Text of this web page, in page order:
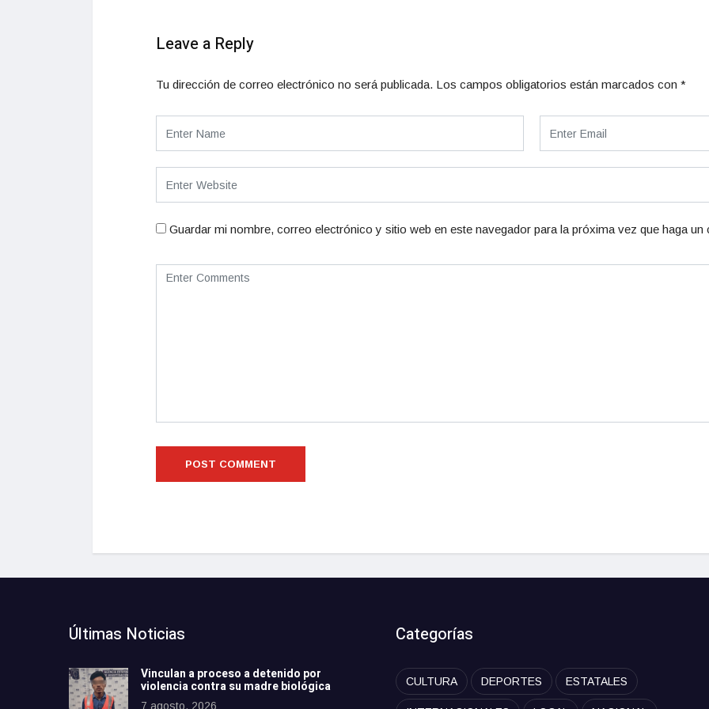
Leave a Reply
Tu dirección de correo electrónico no será publicada. Los campos obligatorios están marcados con *
Guardar mi nombre, correo electrónico y sitio web en este navegador para la próxima vez que haga un
Últimas Noticias
Vinculan a proceso a detenido por
violencia contra su madre biológica
7 agosto, 2026
Categorías
CULTURA DEPORTES ESTATALES